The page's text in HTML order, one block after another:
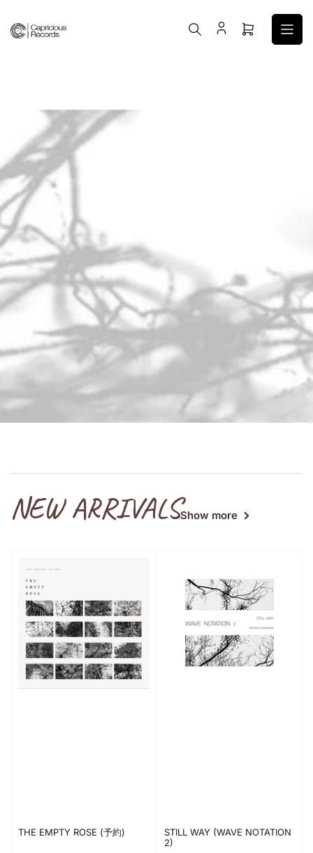
ミ
NEW ARRIVALSShow more
THE EMPTY ROSE (予約)
STILL WAY (WAVE NOTATION
2)